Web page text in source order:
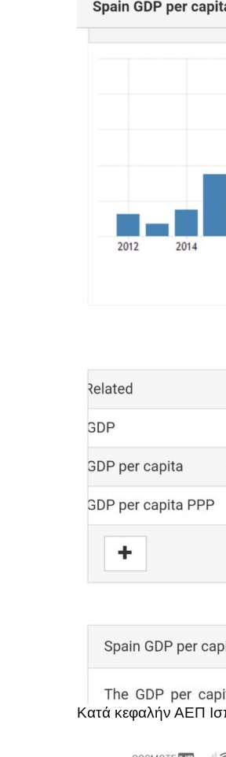
Κατά κεφαλήν ΑΕΠ